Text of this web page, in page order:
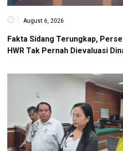
August 6, 2026
Fakta Sidang Terungkap,
HWR Tak Pernah Dievaluasi